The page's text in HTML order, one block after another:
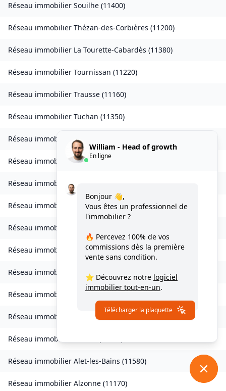
Réseau immobilier Souilhe (11400)
Réseau immobilier Thézan-des-Corbières (11200)
Réseau immobilier La Tourette-Cabardès (11380)
Réseau immobilier Tournissan (11220)
Réseau immobilier Trausse (11160)
Réseau immobilier Tuchan (11350)
Réseau immobilierValmigère
Réseau immobilier Ventenac-en-Minervois
Réseau immobilierVerdun-en-Lauragais
Réseau immobilier Vignevieille(11330)
Réseau immobilier
Réseau immobilier Villanière(11600 )
Réseau immobilier Villardebelle
Réseau immobilier
Réseau immobilier Villefloure 11570
Réseau immobilier
Réseau immobilier Alet-les-Bains (11580)
Réseau immobilier Alzonne (11170)
William - Head of growth
En ligne
Bonjour 👋,
Vous êtes un professionnel de
l'immobilier ?
🔥 Percevez 100% de vos
commissions dès la première
vente sans condition.
⭐ Découvrez notre logiciel
immobilier tout-en-un.
Télécharger la plaquette